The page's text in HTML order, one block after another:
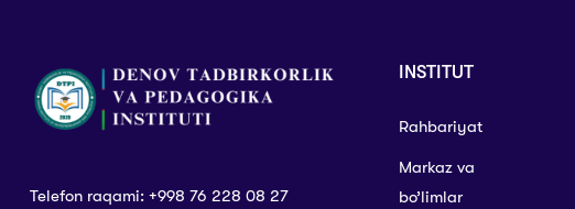
Telefon raqami: +998 76 228 08 27
INSTITUT
Rahbariyat
Markaz va
bo’limlar